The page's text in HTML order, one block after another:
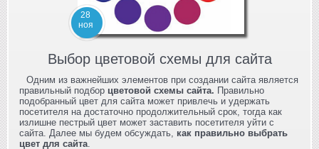
28
ноя
Выбор цветовой схемы для сайта
Одним из важнейших элементов при создании сайта является
правильный подбор цветовой схемы сайта. Правильно
подобранный цвет для сайта может привлечь и удержать
посетителя на достаточно продолжительный срок, тогда как
излишне пестрый цвет может заставить посетителя уйти с
сайта. Далее мы будем обсуждать, как правильно выбрать
цвет для сайта.